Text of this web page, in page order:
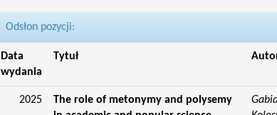
Odsłon pozycji:
Data
wydania
Tytuł
2025
The role of metonymy and polysemy